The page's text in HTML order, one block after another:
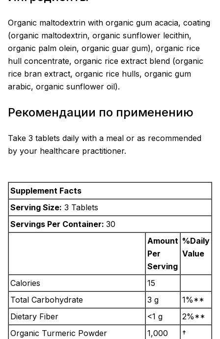
Organic maltodextrin with organic gum acacia, coating
(organic maltodextrin, organic sunflower lecithin,
organic palm olein, organic guar gum), organic rice
hull concentrate, organic rice extract blend (organic
rice bran extract, organic rice hulls, organic gum
arabic, organic sunflower oil).
Рекомендации по применению
Take 3 tablets daily with a meal or as recommended
by your healthcare practitioner.
Supplement Facts
Serving Size: 3 Tablets
Servings Per Container: 30
Amount
Per
Serving
%Daily
Value
Calories
15
Total Carbohydrate
3 g
1%**
Dietary Fiber
<1 g
2%**
Organic Turmeric Powder
1,000
†